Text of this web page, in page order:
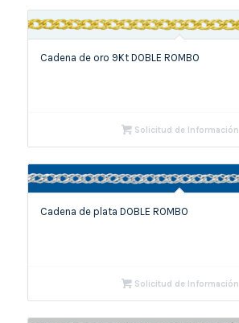
Cadena de oro 9Kt DOBLE ROMBO
Solicitud de Información
Cadena de plata DOBLE ROMBO
Solicitud de Información